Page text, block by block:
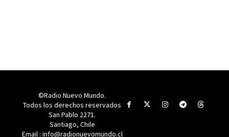
©Radio Nuevo Mundo.
Todos los derechos reservados
San Pablo 2271.
Santiago, Chile
Email : info@radionuevomundo.cl